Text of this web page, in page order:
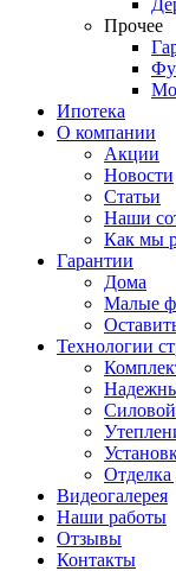
Прочее
Ипотека
О компании
Акции
Новости
Статьи
Наши
Как мы
Гарантии
Дома
Малые
Технологии
Силовой
Отделка
Видеогалерея
Наши работы
Отзывы
Контакты